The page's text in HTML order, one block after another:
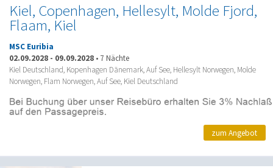
Kiel, Copenhagen, Hellesylt, Molde Fjord,
Flaam, Kiel
MSC Euribia
02.09.2028 - 09.09.2028 • 7 Nächte
Kiel Deutschland, Kopenhagen Dänemark, Auf See, Hellesylt Norwegen, Molde
Norwegen, Flam Norwegen, Auf See, Kiel Deutschland
zum Angebot